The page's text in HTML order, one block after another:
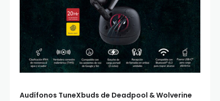
Audífonos TuneXbuds de Deadpool & Wolverine